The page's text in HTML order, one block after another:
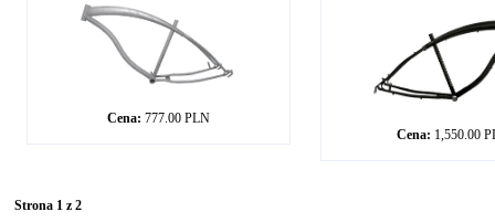
Cena: 777.00 PLN
Cena: 1,550.00
Strona 1 z 2